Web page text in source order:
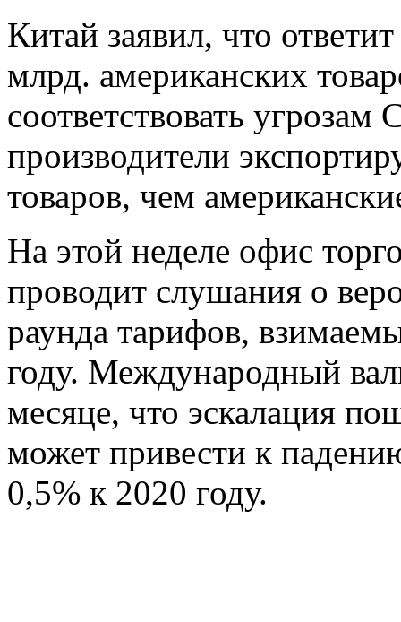
Китай заявил, что
млрд. американских
соответствовать
производители
товаров, чем
На этой неделе офис
проводит слушания о
раунда тарифов,
году. Международный
месяце, что эскалация
может привести к
0,5% к 2020 году.